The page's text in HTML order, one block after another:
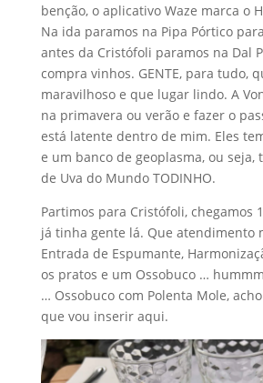
benção, o aplicativo Waze marca o
Na ida paramos na Pipa Pórtico
antes da Cristófoli paramos na Dal
compra vinhos. GENTE, para tudo,
maravilhoso e que lugar lindo. A
na primavera ou verão e fazer o
está latente dentro de mim. Eles
e um banco de geoplasma, ou seja,
de Uva do Mundo TODINHO.
Partimos para Cristófoli, chegamos
já tinha gente lá. Que atendimento
Entrada de Espumante,
os pratos e um Ossobuco …
… Ossobuco com Polenta Mole,
que vou inserir aqui.